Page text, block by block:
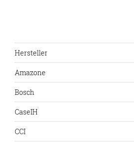
Hersteller
Amazone
Bosch
CaseIH
CCI